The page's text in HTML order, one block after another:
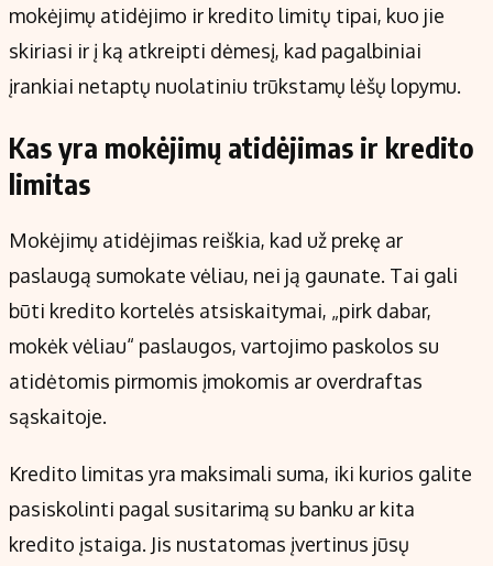
mokėjimų atidėjimo ir kredito limitų tipai, kuo jie
skiriasi ir į ką atkreipti dėmesį, kad pagalbiniai
įrankiai netaptų nuolatiniu trūkstamų lėšų lopymu.
Kas yra mokėjimų atidėjimas ir kredito
limitas
Mokėjimų atidėjimas reiškia, kad už prekę ar
paslaugą sumokate vėliau, nei ją gaunate. Tai gali
būti kredito kortelės atsiskaitymai, „pirk dabar,
mokėk vėliau“ paslaugos, vartojimo paskolos su
atidėtomis pirmomis įmokomis ar overdraftas
sąskaitoje.
Kredito limitas yra maksimali suma, iki kurios galite
pasiskolinti pagal susitarimą su banku ar kita
kredito įstaiga. Jis nustatomas įvertinus jūsų